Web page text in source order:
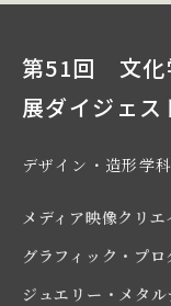
第51回 文化
展ダイジェス
デザイン・造形学科
メディア映像クリ
グラフィック・プ
ジュエリー・メタ